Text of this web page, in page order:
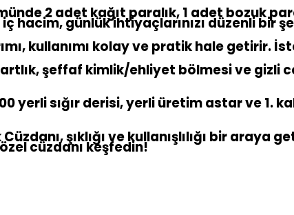
2 adet kağıt paralık, 1 adet bozuk
hacim, günlük ihtiyaçlarınızı düzenli bir
kullanımı kolay ve pratik hale getirir.
şeffaf kimlik/ehliyet bölmesi ve gizli
yerli sığır derisi, yerli üretim astar ve 1.
şıklığı ve kullanışlılığı bir
cüzdanı keşfedin!